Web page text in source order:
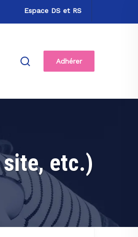
Espace DS et RS
Adhérer
etc.)